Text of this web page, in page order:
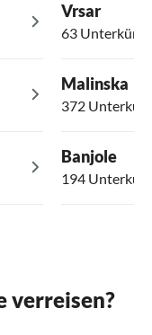
Vrsar
63
Malinska
372
Banjole
194
verreisen?